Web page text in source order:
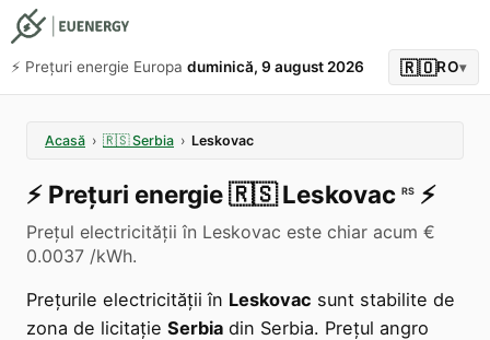
⚡️ Prețuri energie Europa duminică, 9 august 2026 🇷🇴RO▾
Acasă › 🇷🇸 Serbia › Leskovac
⚡️ Prețuri energie🇷🇸 Leskovac RS ⚡️
Prețul electricității în Leskovac este chiar acum €
0.0037 /kWh.
Prețurile electricității în Leskovac sunt stabilite de
zona de licitație Serbia din Serbia. Prețul angro